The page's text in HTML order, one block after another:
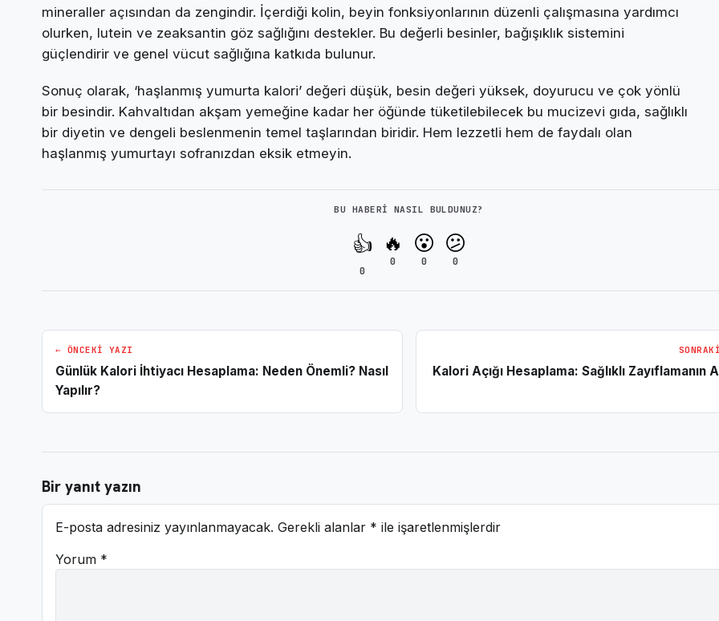
mineraller açısından da zengindir. İçerdiği kolin, beyin fonksiyonlarının düzenli çalışmasına yardımcı
olurken, lutein ve zeaksantin göz sağlığını destekler. Bu değerli besinler, bağışıklık sistemini
güçlendirir ve genel vücut sağlığına katkıda bulunur.
Sonuç olarak, ‘haşlanmış yumurta kalori’ değeri düşük, besin değeri yüksek, doyurucu ve çok yönlü
bir besindir. Kahvaltıdan akşam yemeğine kadar her öğünde tüketilebilecek bu mucizevi gıda, sağlıklı
bir diyetin ve dengeli beslenmenin temel taşlarından biridir. Hem lezzetli hem de faydalı olan
haşlanmış yumurtayı sofranızdan eksik etmeyin.
BU HABERI NASIL BULDUNUZ?
👍
0
🔥
0
😮
0
😕
0
← ÖNCEKI YAZI
Günlük Kalori İhtiyacı Hesaplama: Neden Önemli? Nasıl
Yapılır?
Kalori Açığı Hesaplama: Sağlıklı Zayıflamanın
Bir yanıt yazın
E-posta adresiniz yayınlanmayacak. Gerekli alanlar * ile işaretlenmişlerdir
Yorum *